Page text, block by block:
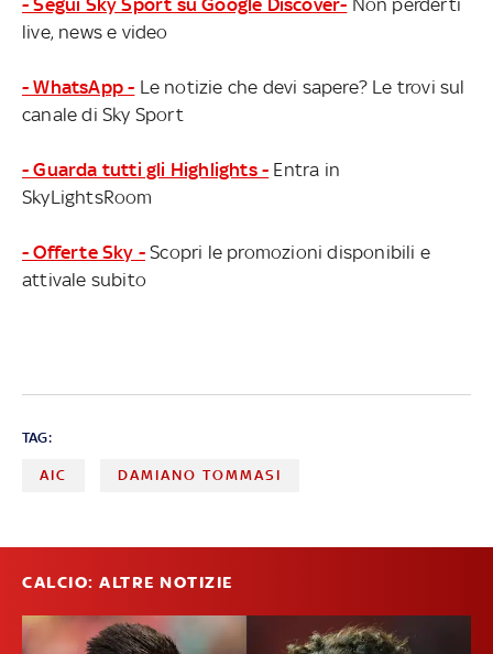
live, news e video
- WhatsApp - Le notizie che devi sapere? Le trovi sul
canale di Sky Sport
- Guarda tutti gli Highlights - Entra in
SkyLightsRoom
- Offerte Sky - Scopri le promozioni disponibili e
attivale subito
TAG:
AIC DAMIANO TOMMASI
CALCIO: ALTRE NOTIZIE